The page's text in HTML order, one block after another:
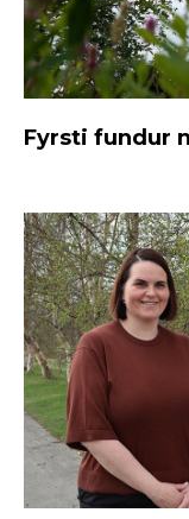
Fyrsti fundur